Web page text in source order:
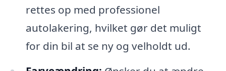
rettes op med professionel
autolakering, hvilket gør det muligt
for din bil at se ny og velholdt ud.